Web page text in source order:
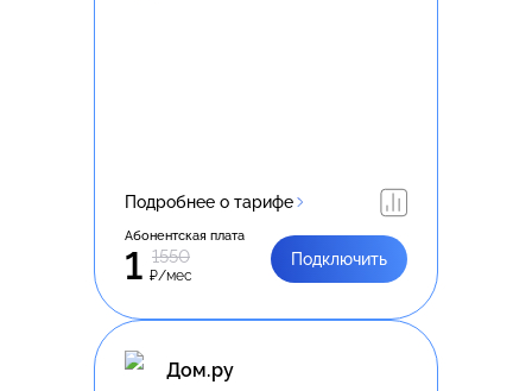
Подробнее о тарифе
Абонентская плата
1 1550
₽/мес
Подключить
Дом.ру